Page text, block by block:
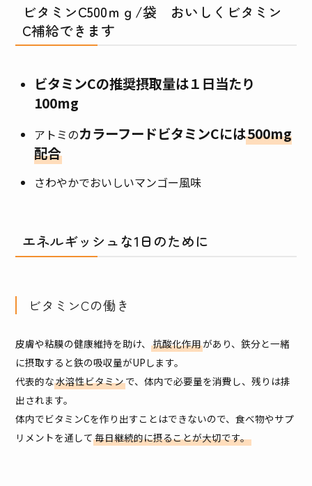
ビタミンC500ｍｇ/袋 おいしくビタミン
C補給できます
ビタミンCの推奨摂取量は１日当たり
100mg
アトミのカラーフードビタミンCには500mg
配合
さわやかでおいしいマンゴー風味
エネルギッシュな1日のために
ビタミンCの働き
皮膚や粘膜の健康維持を助け、抗酸化作用があり、鉄分と一緒
に摂取すると鉄の吸収量がUPします。
代表的な水溶性ビタミンで、体内で必要量を消費し、残りは排
出されます。
体内でビタミンCを作り出すことはできないので、食べ物やサプ
リメントを通して毎日継続的に摂ることが大切です。